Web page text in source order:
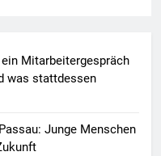
Mitarbeitergespräch
was stattdessen
Junge Menschen